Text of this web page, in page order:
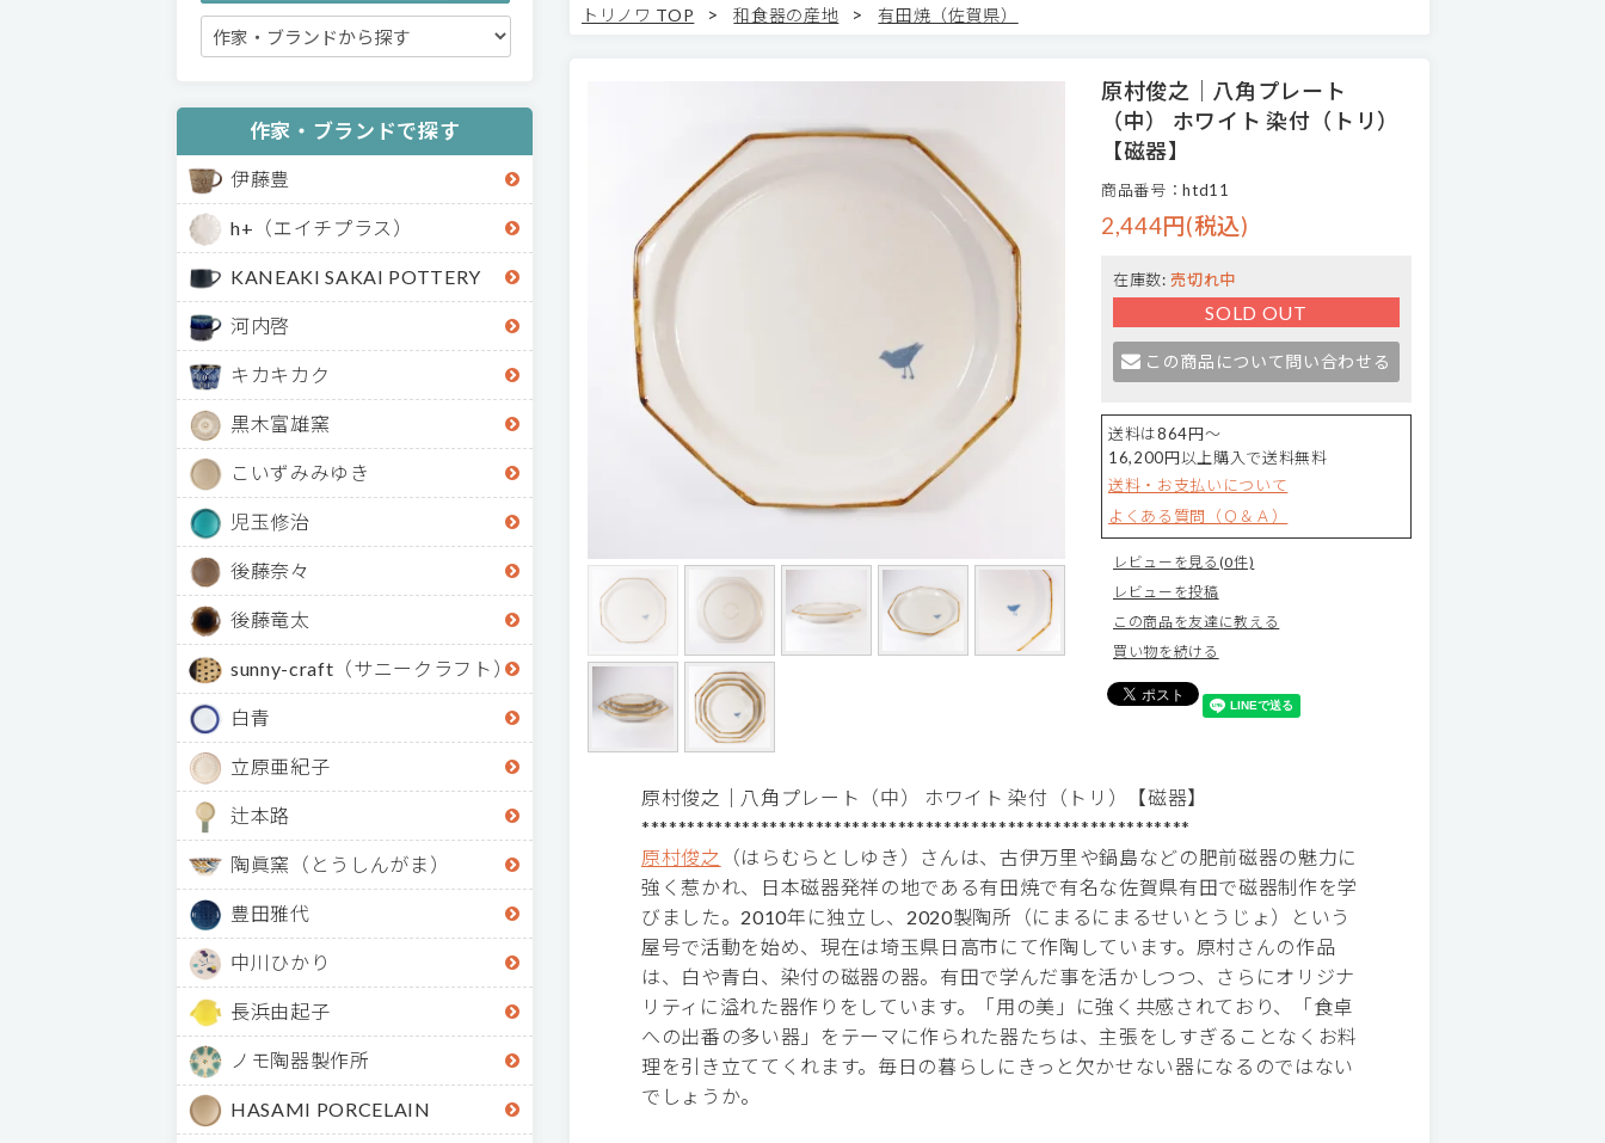
作家・ブランドで探す
伊藤豊
h+（エイチプラス）
KANEAKI SAKAI POTTERY
河内啓
キカキカク
黒木富雄窯
こいずみみゆき
児玉修治
後藤奈々
後藤竜太
sunny-craft（サニークラフト）
白青
立原亜紀子
辻本路
陶眞窯（とうしんがま）
豊田雅代
中川ひかり
長浜由起子
ノモ陶器製作所
HASAMI PORCELAIN
トリノワ TOP
> 和食器の産地 > 有田焼（佐賀県）
原村俊之│八角プレート
（中） ホワイト 染付（トリ）
【磁器】
商品番号：htd11
2,444円(税込)
在庫数: 売切れ中
SOLD OUT
この商品について問い合わせる
送料は864円～
16,200円以上購入で送料無料
送料・お支払いについて
よくある質問（Ｑ＆Ａ）
レビューを見る(0件)
レビューを投稿
この商品を友達に教える
買い物を続ける
原村俊之│八角プレート（中） ホワイト 染付（トリ）【磁器】
************************************************************
原村俊之
（はらむらとしゆき）さんは、古伊万里や鍋島などの肥前磁器の魅力に
強く惹かれ、日本磁器発祥の地である有田焼で有名な佐賀県有田で磁器制作を学
びました。2010年に独立し、2020製陶所（にまるにまるせいとうじょ）という
屋号で活動を始め、現在は埼玉県日高市にて作陶しています。原村さんの作品
は、白や青白、染付の磁器の器。有田で学んだ事を活かしつつ、さらにオリジナ
リティに溢れた器作りをしています。「用の美」に強く共感されており、「食卓
への出番の多い器」をテーマに作られた器たちは、主張をしすぎることなくお料
理を引き立ててくれます。毎日の暮らしにきっと欠かせない器になるのではない
でしょうか。